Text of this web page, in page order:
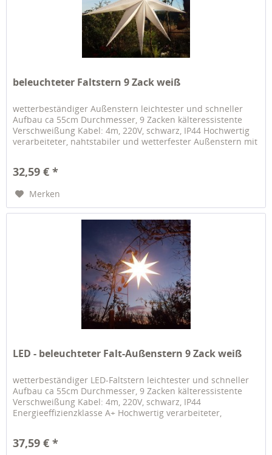
beleuchteter Faltstern 9 Zack weiß
wetterbeständiger Außenstern leichtester und schneller
Aufbau ca 55cm Durchmesser, 9 Zacken kälteressistente
Verschweißung Kabel: 4m, 220V, schwarz, IP44 Hochwertig
verarbeiteter, nahtstabiler und wetterfester Außenstern mit
32,59 € *
Merken
LED - beleuchteter Falt-Außenstern 9 Zack weiß
wetterbeständiger LED-Faltstern leichtester und schneller
Aufbau ca 55cm Durchmesser, 9 Zacken kälteressistente
Verschweißung Kabel: 4m, 220V, schwarz, IP44
Energieeffizienzklasse A+ Hochwertig verarbeiteter,
37,59 € *